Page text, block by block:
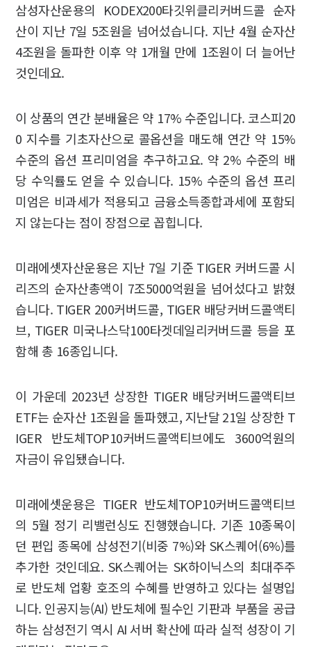
삼성자산운용의 KODEX200타깃위클리커버드콜 순자
산이 지난 7일 5조원을 넘어섰습니다. 지난 4월 순자산
4조원을 돌파한 이후 약 1개월 만에 1조원이 더 늘어난
것인데요.
이 상품의 연간 분배율은 약 17% 수준입니다. 코스피20
0 지수를 기초자산으로 콜옵션을 매도해 연간 약 15%
수준의 옵션 프리미엄을 추구하고요. 약 2% 수준의 배
당 수익률도 얻을 수 있습니다. 15% 수준의 옵션 프리
미엄은 비과세가 적용되고 금융소득종합과세에 포함되
지 않는다는 점이 장점으로 꼽힙니다.
미래에셋자산운용은 지난 7일 기준 TIGER 커버드콜 시
리즈의 순자산총액이 7조5000억원을 넘어섰다고 밝혔
습니다. TIGER 200커버드콜, TIGER 배당커버드콜액티
브, TIGER 미국나스닥100타겟데일리커버드콜 등을 포
함해 총 16종입니다.
이 가운데 2023년 상장한 TIGER 배당커버드콜액티브
ETF는 순자산 1조원을 돌파했고, 지난달 21일 상장한 T
IGER 반도체TOP10커버드콜액티브에도 3600억원의
자금이 유입됐습니다.
미래에셋운용은 TIGER 반도체TOP10커버드콜액티브
의 5월 정기 리밸런싱도 진행했습니다. 기존 10종목이
던 편입 종목에 삼성전기(비중 7%)와 SK스퀘어(6%)를
추가한 것인데요. SK스퀘어는 SK하이닉스의 최대주주
로 반도체 업황 호조의 수혜를 반영하고 있다는 설명입
니다. 인공지능(AI) 반도체에 필수인 기판과 부품을 공급
하는 삼성전기 역시 AI 서버 확산에 따라 실적 성장이 기